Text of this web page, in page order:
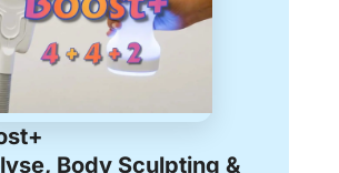
Body Sculpting &